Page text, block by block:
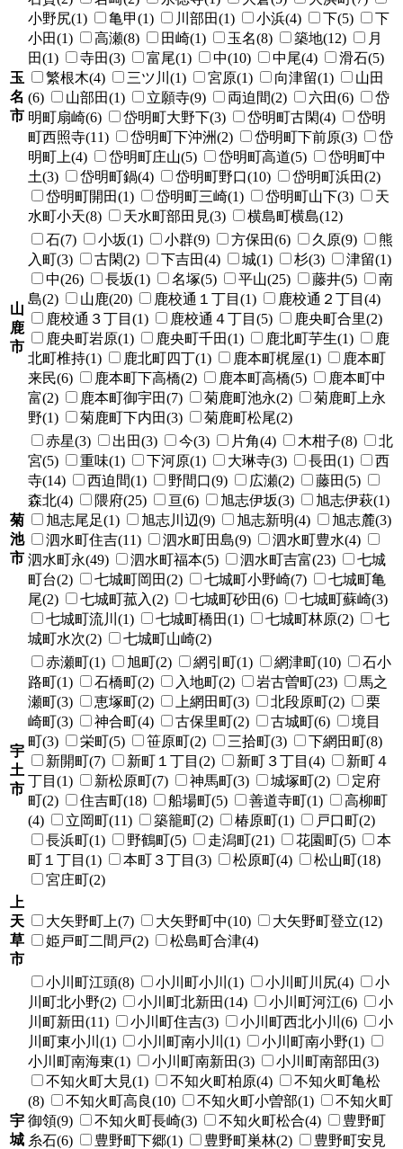
玉
名
市
小野尻(1)
亀甲(1) 川部田(1) 小浜(4) 下(5)
下
小田(1)
高瀬(8) 田崎(1) 玉名(8) 築地(12)
月
田(1)
寺田(3) 富尾(1) 中(10) 中尾(4)
滑石(5)
繁根木(4)
三ツ川(1) 宮原(1) 向津留(1)
山田
(6)
山部田(1) 立願寺(9) 両迫間(2) 六田(6)
岱
明町扇崎(6)
岱明町大野下(3) 岱明町古閑(4)
岱明
町西照寺(11)
岱明町下沖洲(2) 岱明町下前原(3)
岱
明町上(4)
岱明町庄山(5) 岱明町高道(5)
岱明町中
土(3)
岱明町鍋(4) 岱明町野口(10)
岱明町浜田(2)
岱明町開田(1)
岱明町三崎(1) 岱明町山下(3)
天
水町小天(8)
天水町部田見(3) 横島町横島(12)
山
鹿
市
石(7) 小坂(1) 小群(9) 方保田(6) 久原(9)
熊
入町(3)
古閑(2) 下吉田(4) 城(1) 杉(3)
津留(1)
中(26)
長坂(1) 名塚(5) 平山(25) 藤井(5)
南
島(2)
山鹿(20) 鹿校通１丁目(1)
鹿校通２丁目(4)
鹿校通３丁目(1)
鹿校通４丁目(5)
鹿央町合里(2)
鹿央町岩原(1)
鹿央町千田(1) 鹿北町芋生(1)
鹿
北町椎持(1)
鹿北町四丁(1) 鹿本町梶屋(1)
鹿本町
来民(6)
鹿本町下高橋(2) 鹿本町高橋(5)
鹿本町中
富(2)
鹿本町御宇田(7) 菊鹿町池永(2)
菊鹿町上永
野(1)
菊鹿町下内田(3) 菊鹿町松尾(2)
菊
池
市
赤星(3) 出田(3) 今(3) 片角(4) 木柑子(8)
北
宮(5)
重味(1) 下河原(1) 大琳寺(3) 長田(1)
西
寺(14)
西迫間(1) 野間口(9) 広瀬(2)
藤田(5)
森北(4)
隈府(25) 亘(6) 旭志伊坂(3)
旭志伊萩(1)
旭志尾足(1)
旭志川辺(9) 旭志新明(4)
旭志麓(3)
泗水町住吉(11)
泗水町田島(9)
泗水町豊水(4)
泗水町永(49)
泗水町福本(5) 泗水町吉富(23)
七城
町台(2)
七城町岡田(2) 七城町小野崎(7)
七城町亀
尾(2)
七城町菰入(2) 七城町砂田(6)
七城町蘇崎(3)
七城町流川(1)
七城町橋田(1) 七城町林原(2)
七
城町水次(2)
七城町山崎(2)
宇
土
市
赤瀬町(1) 旭町(2) 網引町(1) 網津町(10)
石小
路町(1)
石橋町(2) 入地町(2) 岩古曽町(23)
馬之
瀬町(3)
恵塚町(2) 上網田町(3) 北段原町(2)
栗
崎町(3)
神合町(4) 古保里町(2) 古城町(6)
境目
町(3)
栄町(5) 笹原町(2) 三拾町(3)
下網田町(8)
新開町(7)
新町１丁目(2) 新町３丁目(4)
新町４
丁目(1)
新松原町(7) 神馬町(3) 城塚町(2)
定府
町(2)
住吉町(18) 船場町(5) 善道寺町(1)
高柳町
(4)
立岡町(11) 築籠町(2) 椿原町(1)
戸口町(2)
長浜町(1)
野鶴町(5) 走潟町(21) 花園町(5)
本
町１丁目(1)
本町３丁目(3) 松原町(4)
松山町(18)
宮庄町(2)
上
天
草
市
大矢野町上(7) 大矢野町中(10)
大矢野町登立(12)
姫戸町二間戸(2)
松島町合津(4)
宇
城
小川町江頭(8) 小川町小川(1) 小川町川尻(4)
小
川町北小野(2)
小川町北新田(14) 小川町河江(6)
小
川町新田(11)
小川町住吉(3) 小川町西北小川(6)
小
川町東小川(1)
小川町南小川(1)
小川町南小野(1)
小川町南海東(1)
小川町南新田(3)
小川町南部田(3)
不知火町大見(1)
不知火町柏原(4)
不知火町亀松
(8)
不知火町高良(10) 不知火町小曽部(1)
不知火町
御領(9)
不知火町長崎(3) 不知火町松合(4)
豊野町
糸石(6)
豊野町下郷(1) 豊野町巣林(2)
豊野町安見